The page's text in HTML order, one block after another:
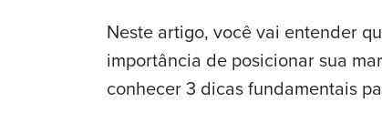
Neste artigo, você vai entender
importância de posicionar sua
conhecer 3 dicas fundamentais